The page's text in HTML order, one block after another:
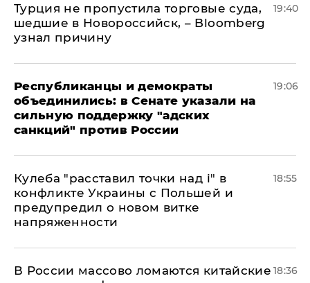
Турция не пропустила торговые суда,
шедшие в Новороссийск, – Bloomberg
узнал причину
19:40
Республиканцы и демократы
объединились: в Сенате указали на
сильную поддержку "адских
санкций" против России
19:06
Кулеба "расставил точки над і" в
конфликте Украины с Польшей и
предупредил о новом витке
напряженности
18:55
В России массово ломаются китайские 18:36